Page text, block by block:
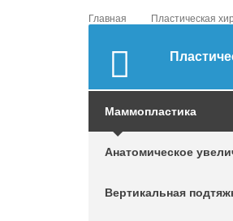
Главная Пластическая
Маммопластика
Анатомическое
Вертикальная